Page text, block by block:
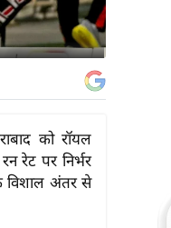
को रॉयल
रेट पर निर्भर
विशाल अंतर से